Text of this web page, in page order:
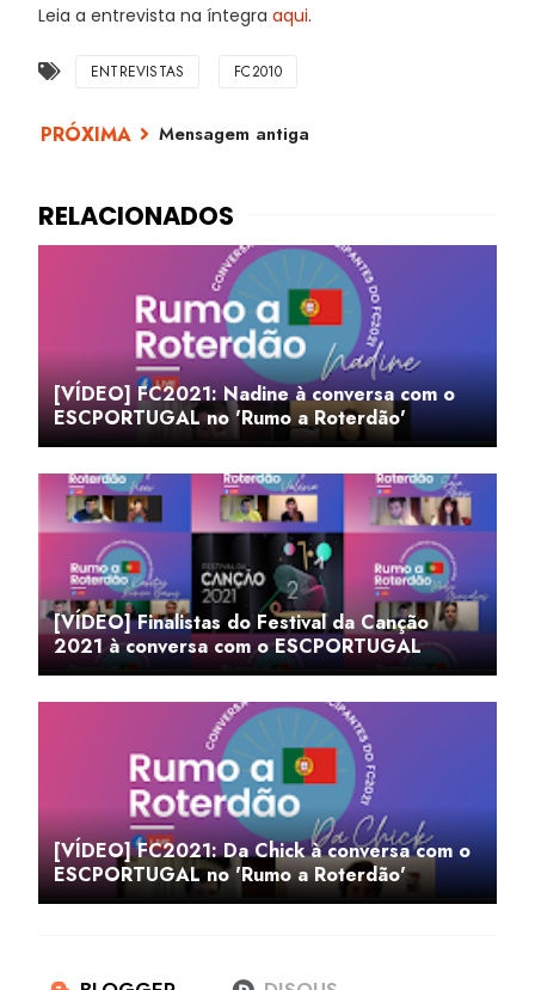
Leia a entrevista na íntegra aqui.
ENTREVISTAS FC2010
Mensagem antiga
[VÍDEO] FC2021: Nadine à conversa com o
ESCPORTUGAL no 'Rumo a Roterdão'
[VÍDEO] Finalistas do Festival da Canção
2021 à conversa com o ESCPORTUGAL
[VÍDEO] FC2021: Da Chick à conversa com o
ESCPORTUGAL no 'Rumo a Roterdão'